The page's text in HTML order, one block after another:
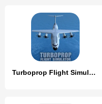
Turboprop Flight Simulator